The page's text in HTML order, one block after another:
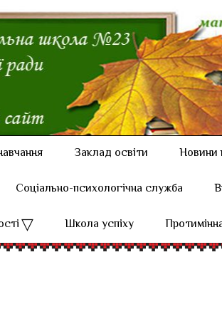
Заклад освіти Новини
Соціально-психологічна служба
Школа успіху